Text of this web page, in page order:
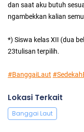
dan saat aku butuh
ngambekkan kalian
*) Siswa kelas XII (dua
23tulisan terpilih.
#BanggaiLaut
Lokasi Terkait
Banggai Laut